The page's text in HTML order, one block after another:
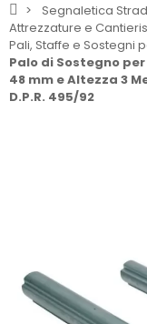
Segnaletica
Attrezzature e
Pali, Staffe e Sostegni
Palo di Sostegno
48 mm e Altezza 3
D.P.R. 495/92